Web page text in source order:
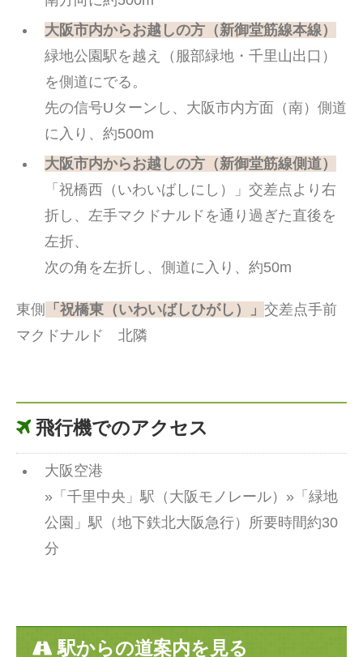
大阪市内からお越しの方（新御堂筋線本線）
緑地公園駅を越え（服部緑地・千里山出口）
を側道にでる。
先の信号Uターンし、大阪市内方面（南）側道
に入り、約500m
大阪市内からお越しの方（新御堂筋線側道）
「祝橋西（いわいばしにし）」交差点より右
折し、左手マクドナルドを通り過ぎた直後を
左折、
次の角を左折し、側道に入り、約50m
東側 「祝橋東（いわいばしひがし）」 交差点手前
マクドナルド 北隣
飛行機でのアクセス
大阪空港
»「千里中央」駅（大阪モノレール）»「緑地
公園」駅（地下鉄北大阪急行）所要時間約30
分
駅からの道案内を見る